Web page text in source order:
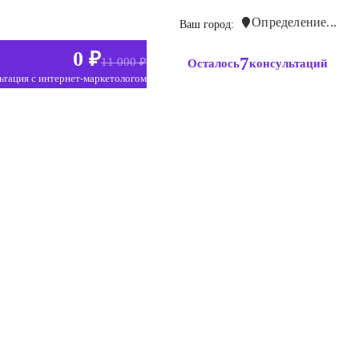
Ваш город: Определение...
0 ₽11 000 ₽
с интернет-маркетологом
Осталось7консультаций